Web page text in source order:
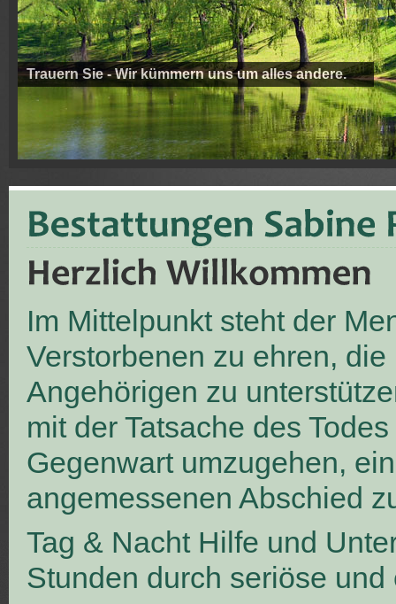
Trauern Sie - Wir kümmern uns um alles andere.
Im Mittelpunkt steht der
Verstorbenen zu ehren, die
Angehörigen zu
mit der Tatsache des
Gegenwart umzugehen,
angemessenen Abschied
Tag & Nacht Hilfe und
Stunden durch seriöse